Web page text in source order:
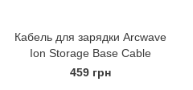
Кабель для зарядки Arcwave
Ion Storage Base Cable
459 грн